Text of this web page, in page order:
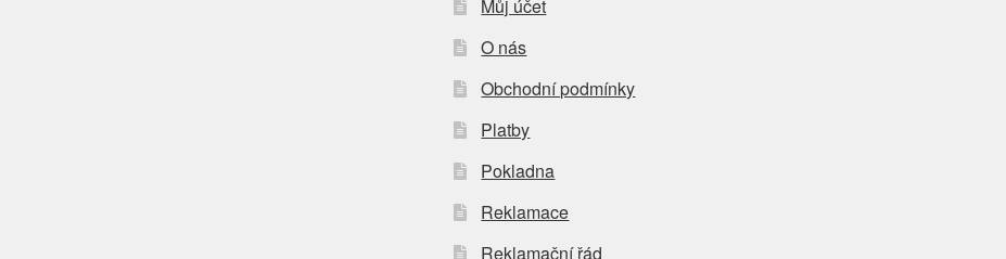
Můj účet
O nás
Obchodní podmínky
Platby
Pokladna
Reklamace
Reklamační řád